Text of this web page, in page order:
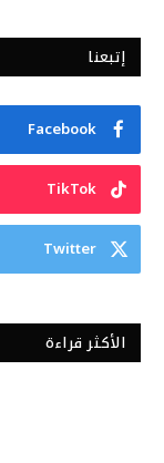
إتبعنا
Facebook
TikTok
Twitter
الأكثر قراءة